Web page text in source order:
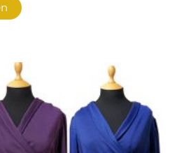
Dieses
Produkt
weist
mehrere
Varianten